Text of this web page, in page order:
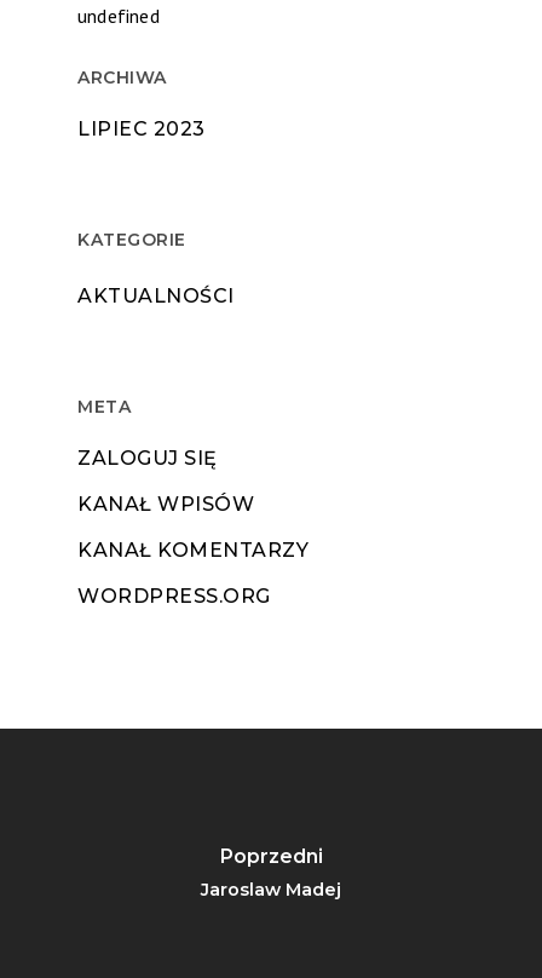
undefined
ARCHIWA
LIPIEC 2023
KATEGORIE
AKTUALNOŚCI
META
ZALOGUJ SIĘ
KANAŁ WPISÓW
KANAŁ KOMENTARZY
WORDPRESS.ORG
Poprzedni
Jaroslaw Madej